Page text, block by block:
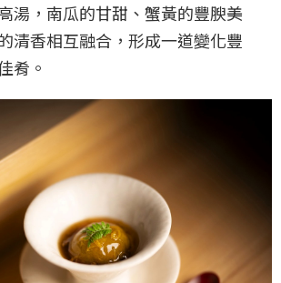
湯，南瓜的甘甜、蟹黃的豐腴美
清香相互融合，形成一道變化豐
肴。